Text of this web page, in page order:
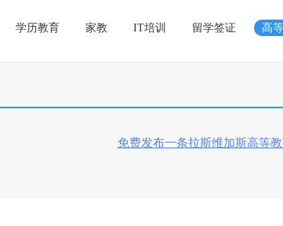
学历教育 家教 IT培训 留学签证 高
免费发布一条拉斯维加斯高等